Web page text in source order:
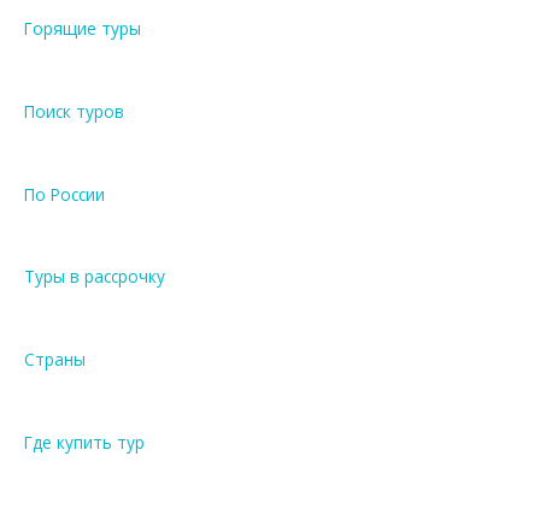
Горящие туры
Поиск туров
По России
Туры в рассрочку
Страны
Где купить тур